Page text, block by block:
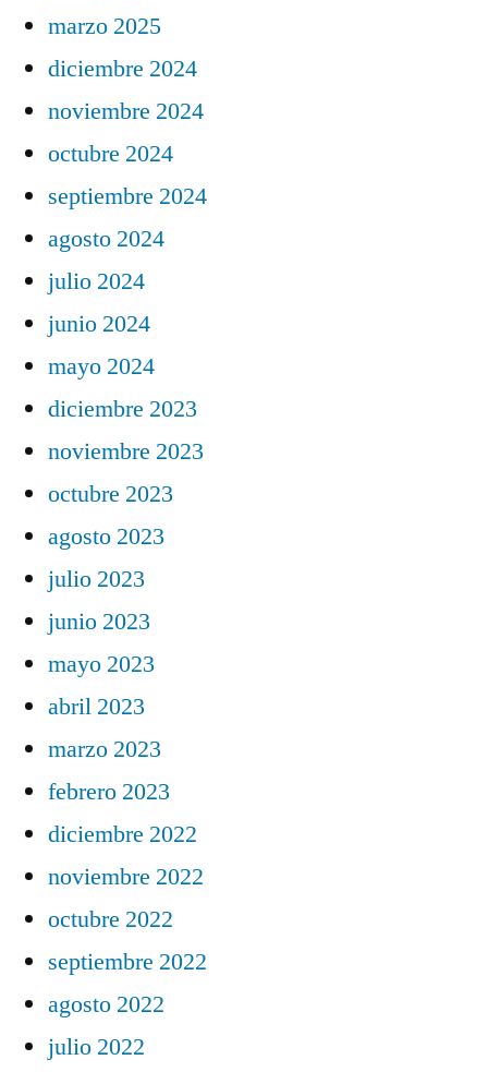
marzo 2025
diciembre 2024
noviembre 2024
octubre 2024
septiembre 2024
agosto 2024
julio 2024
junio 2024
mayo 2024
diciembre 2023
noviembre 2023
octubre 2023
agosto 2023
julio 2023
junio 2023
mayo 2023
abril 2023
marzo 2023
febrero 2023
diciembre 2022
noviembre 2022
octubre 2022
septiembre 2022
agosto 2022
julio 2022